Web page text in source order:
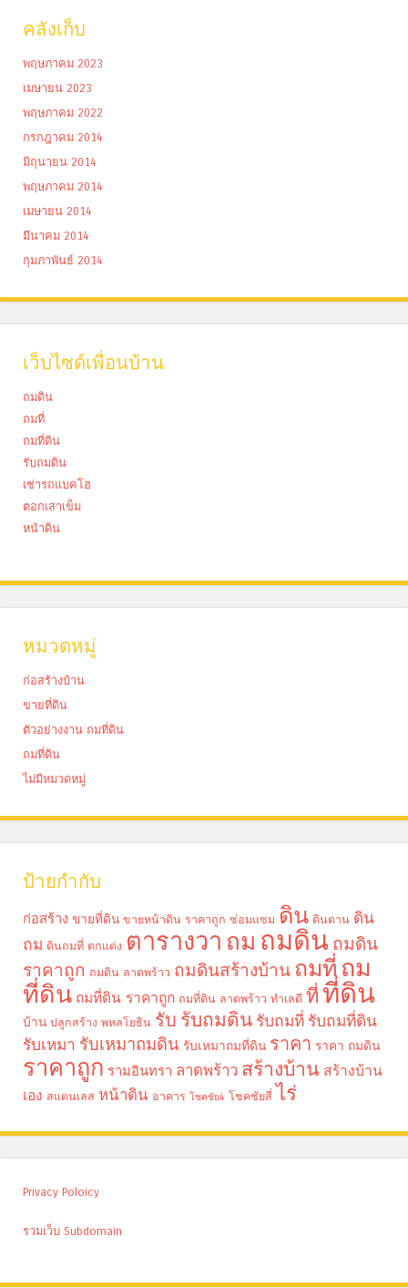
คลังเก็บ
พฤษภาคม 2023
เมษายน 2023
พฤษภาคม 2022
กรกฎาคม 2014
มิถุนายน 2014
พฤษภาคม 2014
เมษายน 2014
มีนาคม 2014
กุมภาพันธ์ 2014
เว็บไซด์เพื่อนบ้าน
ถมดิน
ถมที่
ถมที่ดิน
รับถมดิน
เช่ารถแบคโฮ
ตอกเสาเข็ม
หน้าดิน
หมวดหมู่
ก่อสร้างบ้าน
ขายที่ดิน
ตัวอย่างงาน ถมที่ดิน
ถมที่ดิน
ไม่มีหมวดหมู่
ป้ายกำกับ
ก่อสร้าง ขายที่ดิน ขายหน้าดิน ราคาถูก ซ่อมแซม ดิน ดินดาน ดิน
ถม ดินถมที่ ตกแต่ง ตารางวา ถม ถมดิน ถมดิน
ราคาถูก ถมดิน ลาดพร้าว ถมดินสร้างบ้าน ถมที่ถม
ที่ดิน ถมที่ดิน ราคาถูก ถมที่ดิน ลาดพร้าว ทำเลดี ที่ ที่ดิน
บ้าน ปลูกสร้าง พหลโยธิน รับ รับถมดิน รับถมที่ รับถมที่ดิน
รับเหมา รับเหมาถมดิน รับเหมาถมที่ดิน ราคา ราคา ถมดิน
ราคาถูก รามอินทรา ลาดพร้าว สร้างบ้าน สร้างบ้าน
เอง สแตนเลส หน้าดิน อาคาร โชคชัย4 โชคชัยสี่ ไร่
Privacy Poloicy
รวมเว็บ Subdomain